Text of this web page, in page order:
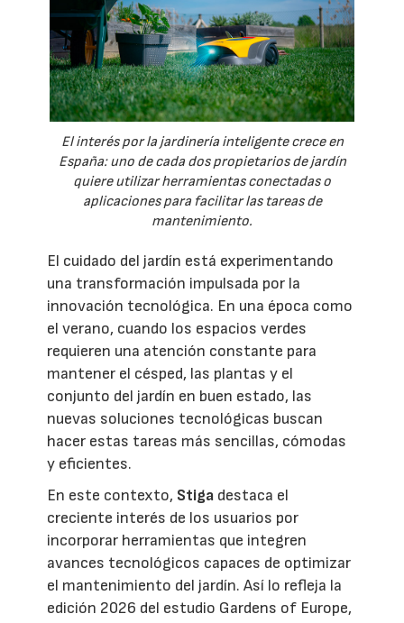
El interés por la jardinería inteligente crece en
España: uno de cada dos propietarios de jardín
quiere utilizar herramientas conectadas o
aplicaciones para facilitar las tareas de
mantenimiento.
El cuidado del jardín está experimentando
una transformación impulsada por la
innovación tecnológica. En una época como
el verano, cuando los espacios verdes
requieren una atención constante para
mantener el césped, las plantas y el
conjunto del jardín en buen estado, las
nuevas soluciones tecnológicas buscan
hacer estas tareas más sencillas, cómodas
y eficientes.
En este contexto, Stiga destaca el
creciente interés de los usuarios por
incorporar herramientas que integren
avances tecnológicos capaces de optimizar
el mantenimiento del jardín. Así lo refleja la
edición 2026 del estudio Gardens of Europe,